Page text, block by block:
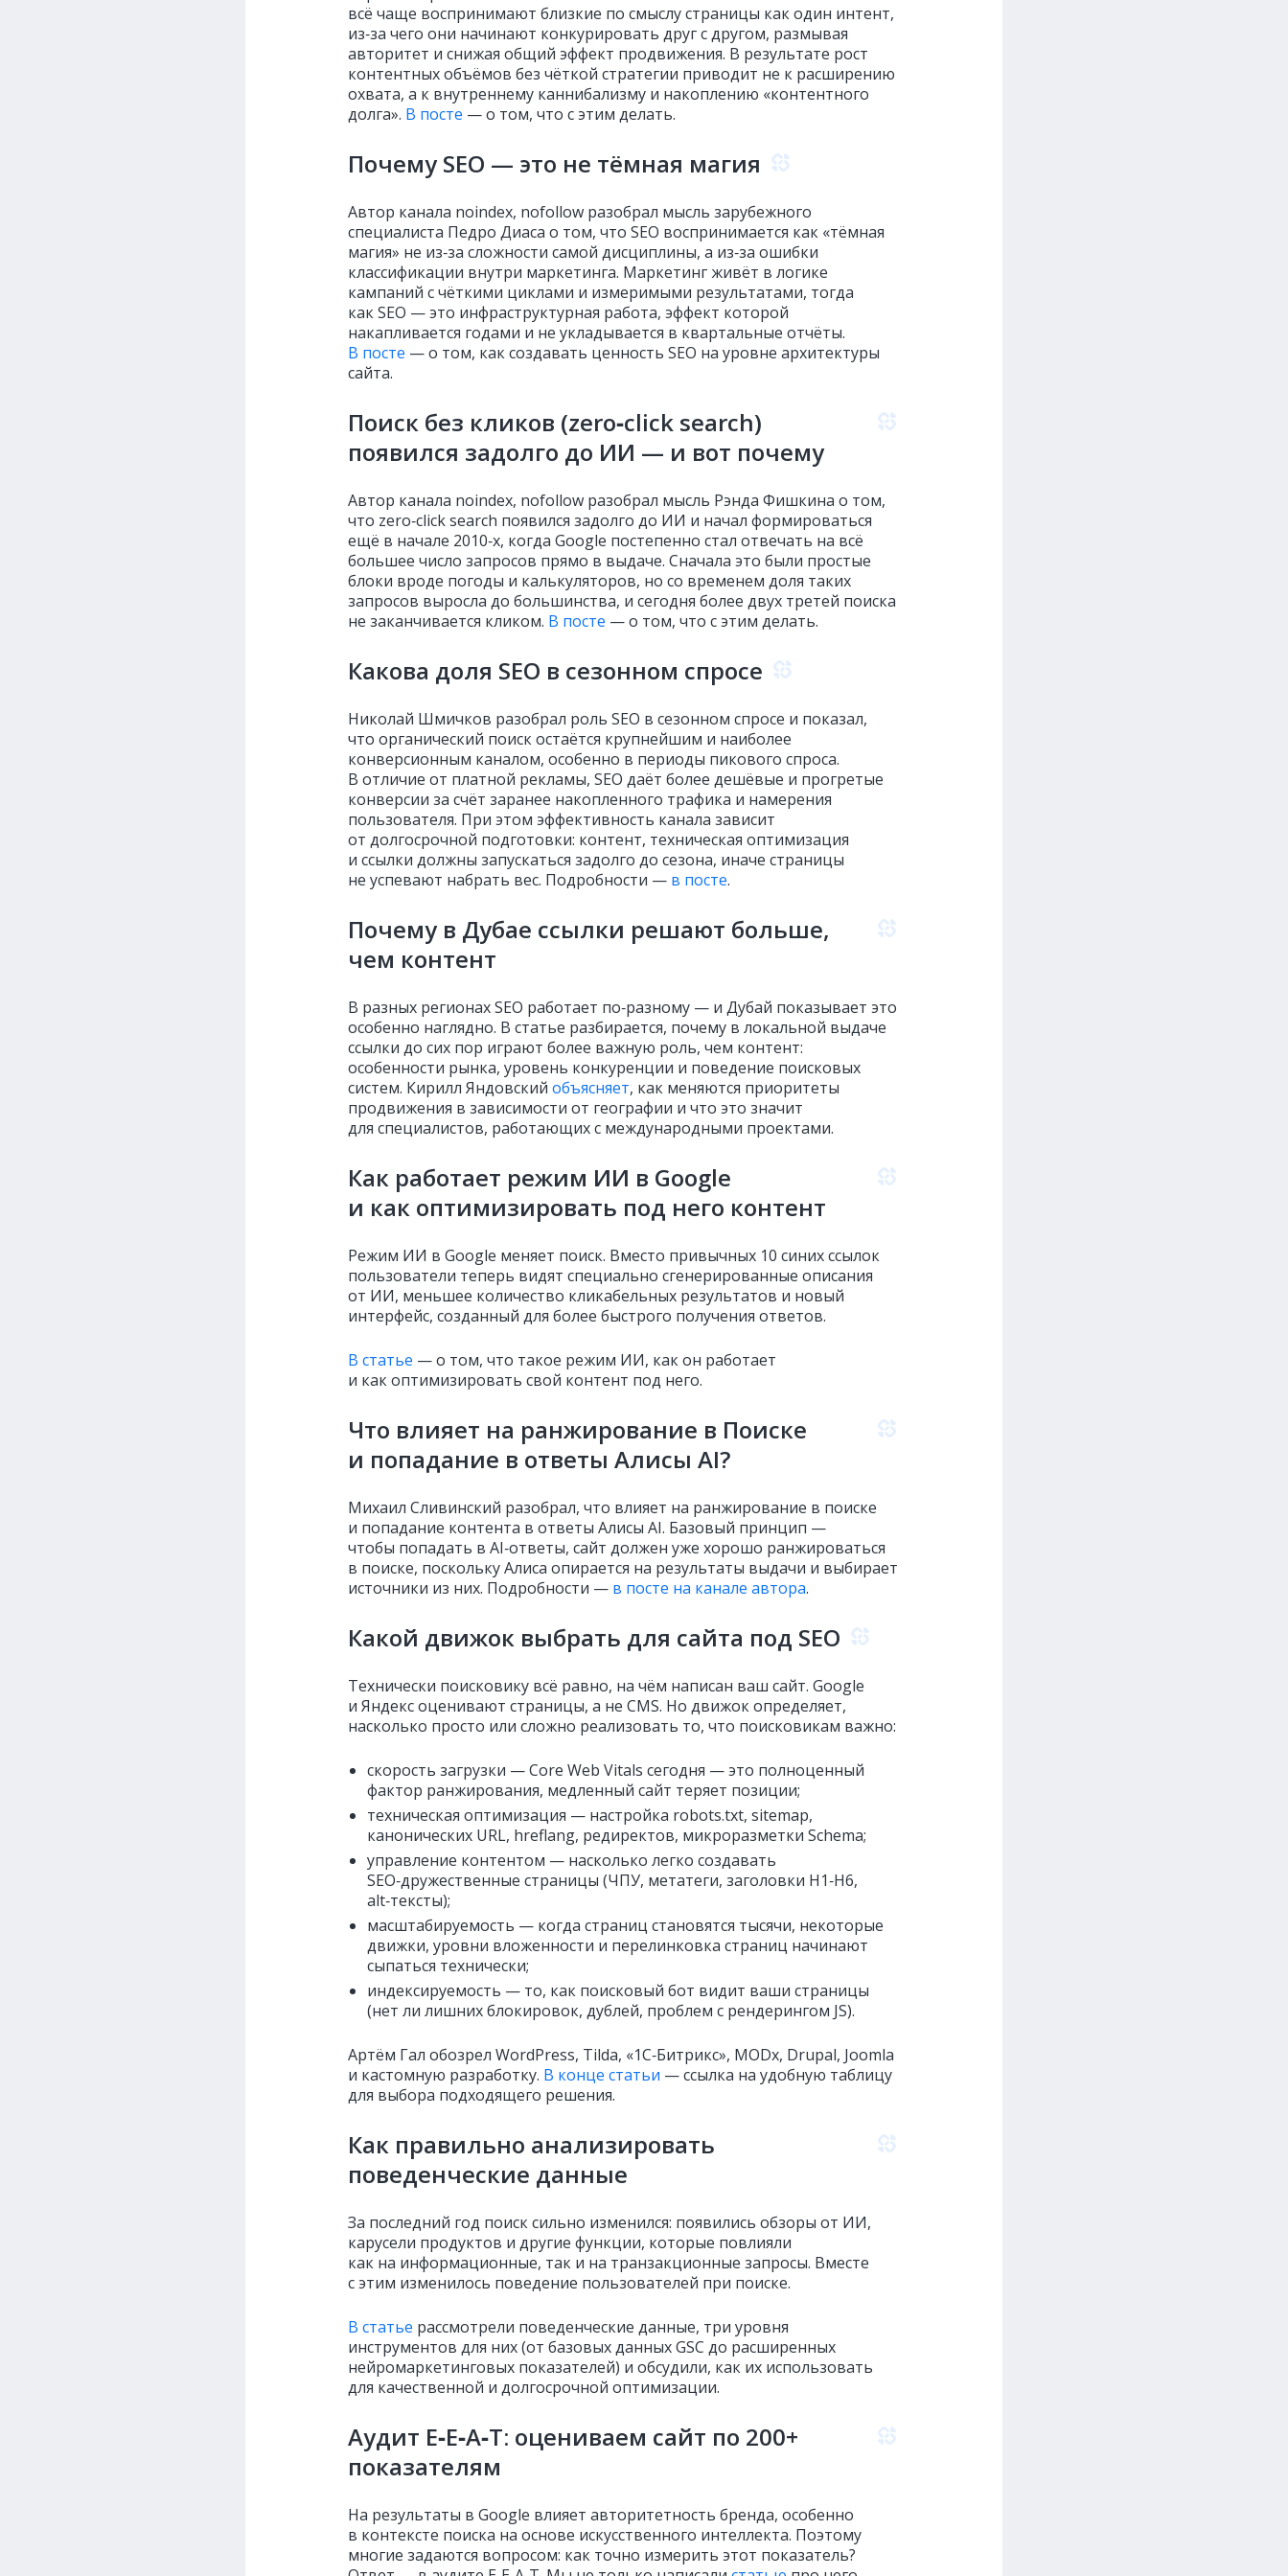
всё чаще воспринимают близкие по смыслу страницы как один интент,
из‑за чего они начинают конкурировать друг с другом, размывая
авторитет и снижая общий эффект продвижения. В результате рост
контентных объёмов без чёткой стратегии приводит не к расширению
охвата, а к внутреннему каннибализму и накоплению «контентного
долга». В посте — о том, что с этим делать.
Почему SEO — это не тёмная магия
Автор канала noindex, nofollow разобрал мысль зарубежного
специалиста Педро Диаса о том, что SEO воспринимается как «тёмная
магия» не из‑за сложности самой дисциплины, а из‑за ошибки
классификации внутри маркетинга. Маркетинг живёт в логике
кампаний с чёткими циклами и измеримыми результатами, тогда
как SEO — это инфраструктурная работа, эффект которой
накапливается годами и не укладывается в квартальные отчёты.
В посте — о том, как создавать ценность SEO на уровне архитектуры
сайта.
Поиск без кликов (zero‑click search)
появился задолго до ИИ — и вот почему
Автор канала noindex, nofollow разобрал мысль Рэнда Фишкина о том,
что zero‑click search появился задолго до ИИ и начал формироваться
ещё в начале 2010‑х, когда Google постепенно стал отвечать на всё
большее число запросов прямо в выдаче. Сначала это были простые
блоки вроде погоды и калькуляторов, но со временем доля таких
запросов выросла до большинства, и сегодня более двух третей поиска
не заканчивается кликом. В посте — о том, что с этим делать.
Какова доля SEO в сезонном спросе
Николай Шмичков разобрал роль SEO в сезонном спросе и показал,
что органический поиск остаётся крупнейшим и наиболее
конверсионным каналом, особенно в периоды пикового спроса.
В отличие от платной рекламы, SEO даёт более дешёвые и прогретые
конверсии за счёт заранее накопленного трафика и намерения
пользователя. При этом эффективность канала зависит
от долгосрочной подготовки: контент, техническая оптимизация
и ссылки должны запускаться задолго до сезона, иначе страницы
не успевают набрать вес. Подробности — в посте.
Почему в Дубае ссылки решают больше,
чем контент
В разных регионах SEO работает по‑разному — и Дубай показывает это
особенно наглядно. В статье разбирается, почему в локальной выдаче
ссылки до сих пор играют более важную роль, чем контент:
особенности рынка, уровень конкуренции и поведение поисковых
систем. Кирилл Яндовский объясняет, как меняются приоритеты
продвижения в зависимости от географии и что это значит
для специалистов, работающих с международными проектами.
Как работает режим ИИ в Google
и как оптимизировать под него контент
Режим ИИ в Google меняет поиск. Вместо привычных 10 синих ссылок
пользователи теперь видят специально сгенерированные описания
от ИИ, меньшее количество кликабельных результатов и новый
интерфейс, созданный для более быстрого получения ответов.
В статье — о том, что такое режим ИИ, как он работает
и как оптимизировать свой контент под него.
Что влияет на ранжирование в Поиске
и попадание в ответы Алисы AI?
Михаил Сливинский разобрал, что влияет на ранжирование в поиске
и попадание контента в ответы Алисы AI. Базовый принцип —
чтобы попадать в AI‑ответы, сайт должен уже хорошо ранжироваться
в поиске, поскольку Алиса опирается на результаты выдачи и выбирает
источники из них. Подробности — в посте на канале автора.
Какой движок выбрать для сайта под SEO
Технически поисковику всё равно, на чём написан ваш сайт. Google
и Яндекс оценивают страницы, а не CMS. Но движок определяет,
насколько просто или сложно реализовать то, что поисковикам важно:
скорость загрузки — Core Web Vitals сегодня — это полноценный
фактор ранжирования, медленный сайт теряет позиции;
техническая оптимизация — настройка robots.txt, sitemap,
канонических URL, hreflang, редиректов, микроразметки Schema;
управление контентом — насколько легко создавать
SEO‑дружественные страницы (ЧПУ, метатеги, заголовки H1‑H6,
alt‑тексты);
масштабируемость — когда страниц становятся тысячи, некоторые
движки, уровни вложенности и перелинковка страниц начинают
сыпаться технически;
индексируемость — то, как поисковый бот видит ваши страницы
(нет ли лишних блокировок, дублей, проблем с рендерингом JS).
Артём Гал обозрел WordPress, Tilda, «1С‑Битрикс», MODx, Drupal, Joomla
и кастомную разработку. В конце статьи — ссылка на удобную таблицу
для выбора подходящего решения.
Как правильно анализировать
поведенческие данные
За последний год поиск сильно изменился: появились обзоры от ИИ,
карусели продуктов и другие функции, которые повлияли
как на информационные, так и на транзакционные запросы. Вместе
с этим изменилось поведение пользователей при поиске.
В статье рассмотрели поведенческие данные, три уровня
инструментов для них (от базовых данных GSC до расширенных
нейромаркетинговых показателей) и обсудили, как их использовать
для качественной и долгосрочной оптимизации.
Аудит E‑E‑A‑T: оцениваем сайт по 200+
показателям
На результаты в Google влияет авторитетность бренда, особенно
в контексте поиска на основе искусственного интеллекта. Поэтому
многие задаются вопросом: как точно измерить этот показатель?